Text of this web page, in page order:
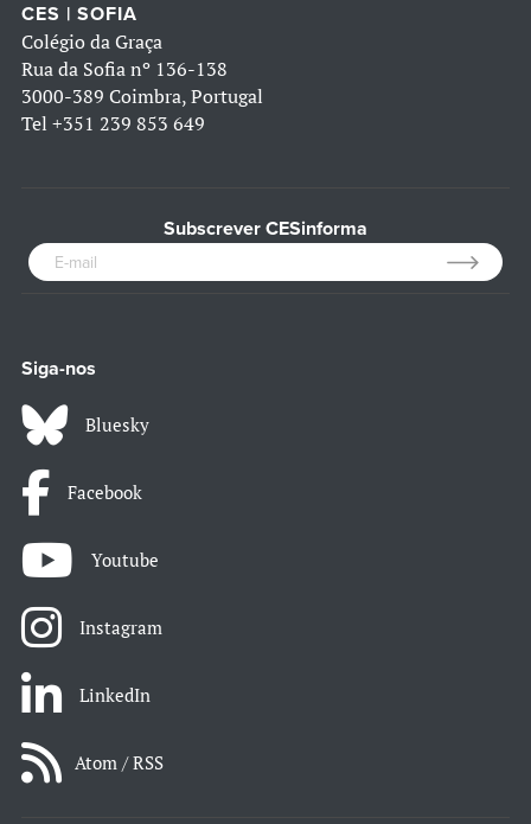
CES | SOFIA
Colégio da Graça
Rua da Sofia nº 136-138
3000-389 Coimbra, Portugal
Tel +351 239 853 649
Subscrever CESinforma
Siga-nos
Bluesky
Facebook
Youtube
Instagram
LinkedIn
Atom / RSS